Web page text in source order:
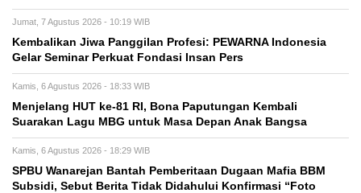
Jumat, 7 Agustus 2026 - 10:19 WIB
Kembalikan Jiwa Panggilan Profesi: PEWARNA Indonesia
Gelar Seminar Perkuat Fondasi Insan Pers
Kamis, 6 Agustus 2026 - 18:33 WIB
Menjelang HUT ke-81 RI, Bona Paputungan Kembali
Suarakan Lagu MBG untuk Masa Depan Anak Bangsa
Kamis, 6 Agustus 2026 - 18:29 WIB
SPBU Wanarejan Bantah Pemberitaan Dugaan Mafia BBM
Subsidi, Sebut Berita Tidak Didahului Konfirmasi “Foto